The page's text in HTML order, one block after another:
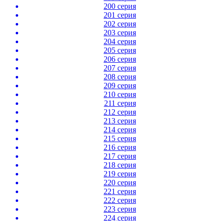
200 серия
201 серия
202 серия
203 серия
204 серия
205 серия
206 серия
207 серия
208 серия
209 серия
210 серия
211 серия
212 серия
213 серия
214 серия
215 серия
216 серия
217 серия
218 серия
219 серия
220 серия
221 серия
222 серия
223 серия
224 серия